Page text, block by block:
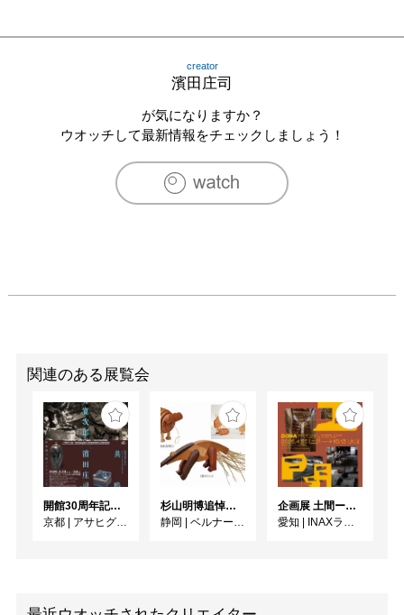
creator
濱田庄司
が気になりますか？
ウオッチして最新情報をチェックしましょう！
関連のある展覧会
開館30周年記念 山本爲三郎・河井寬次郎没後60年記念 「共鳴 河井寬次郎 × 濱田庄司 ー山本爲三郎コレクションより」
京都 | アサヒグループ大山崎山荘美術館
杉山明博追悼展 木とわたし―木工の妙技と美術教育
静岡 | ベルナール・ビュフェ美術館
企画展 土間ーつくって、つかって、再発見ー
愛知 | INAXライブミュージアム